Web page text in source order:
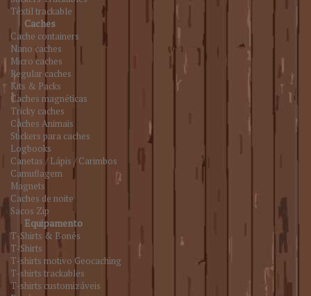
Têxtil trackable
Caches
Cache containers
Nano caches
Micro caches
Regular caches
Kits & Packs
Caches magnéticas
Tricky caches
Caches Animais
Stickers para caches
Logbooks
Canetas / Lápis / Carimbos
Camuflagem
Magnets
Caches de noite
Sacos Zip
Equipamento
T-Shirts & Bonés
T-Shirts
T-shirts motivo Geocaching
T-shirts trackables
T-shirts customizáveis